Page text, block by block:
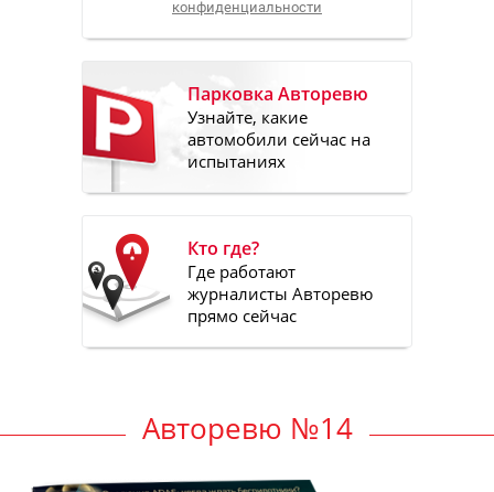
конфиденциальности
Парковка Авторевю
Узнайте, какие
автомобили сейчас на
испытаниях
Кто где?
Где работают
журналисты Авторевю
прямо сейчас
Авторевю №14